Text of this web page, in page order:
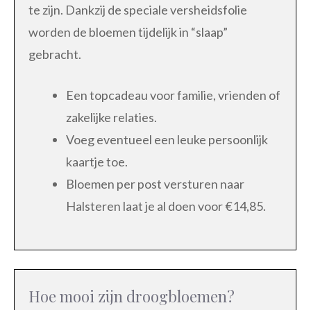
te zijn. Dankzij de speciale versheidsfolie
worden de bloemen tijdelijk in “slaap”
gebracht.
Een topcadeau voor familie, vrienden of
zakelijke relaties.
Voeg eventueel een leuke persoonlijk
kaartje toe.
Bloemen per post versturen naar
Halsteren laat je al doen voor €14,85.
Hoe mooi zijn droogbloemen?